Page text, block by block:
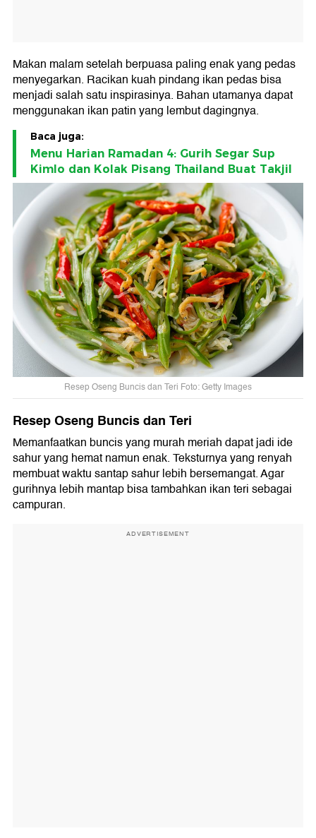
Makan malam setelah berpuasa paling enak yang pedas
menyegarkan. Racikan kuah pindang ikan pedas bisa
menjadi salah satu inspirasinya. Bahan utamanya dapat
menggunakan ikan patin yang lembut dagingnya.
Baca juga:
Menu Harian Ramadan 4: Gurih Segar Sup
Kimlo dan Kolak Pisang Thailand Buat Takjil
Resep Oseng Buncis dan Teri Foto: Getty Images
Resep Oseng Buncis dan Teri
Memanfaatkan buncis yang murah meriah dapat jadi ide
sahur yang hemat namun enak. Teksturnya yang renyah
membuat waktu santap sahur lebih bersemangat. Agar
gurihnya lebih mantap bisa tambahkan ikan teri sebagai
campuran.
ADVERTISEMENT